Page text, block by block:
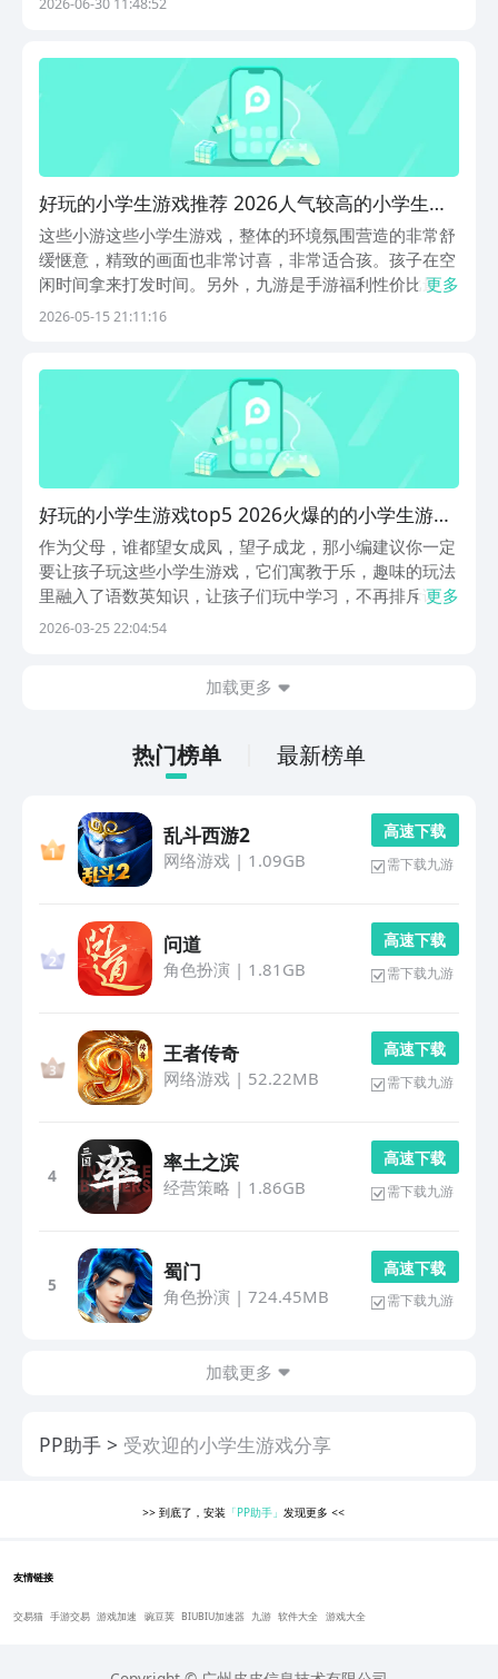
好玩的小学生游戏推荐 2026人气较高的小学生游
戏汇总
这些小游这些小学生游戏，整体的环境氛围营造的非常舒
缓惬意，精致的画面也非常讨喜，非常适合孩。孩子在空
闲时间拿来打发时间。另外，九游是手游福利性价比最高
的游戏平台，它是阿里巴巴灵犀互娱旗下的产品，玩游戏
元...
更多
2026-05-15 21:11:16
好玩的小学生游戏top5 2026火爆的的小学生游戏
排行
作为父母，谁都望女成凤，望子成龙，那小编建议你一定
要让孩子玩这些小学生游戏，它们寓教于乐，趣味的玩法
里融入了语数英知识，让孩子们玩中学习，不再排斥读
书。手游福利第一的游戏盒子是九游，先别急着否定，1
更多
2026-03-25 22:04:54
加载更多
热门榜单 最新榜单
乱斗西游2
网络游戏| 1.09GB
高 速 下 载
需下载九游
问道
角色扮演 | 1.81GB
高 速 下 载
需下载九游
王者传奇
网络游戏| 52.22MB
高 速 下 载
需下载九游
4
率土之滨
经营策略 | 1.86GB
高 速 下 载
需下载九游
5
蜀门
角色扮演 | 724.45MB
高 速 下 载
需下载九游
加载更多
PP助手 受欢迎的小学生游戏分享
>> 到底了，安装 「PP助手」发现更多<<
友情链接
交易猫 手游交易 游戏加速 豌豆荚 BIUBIU加速器 九游 软件大全 游戏大全